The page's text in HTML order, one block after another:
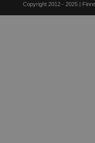
Copyright 2012 - 2025 |